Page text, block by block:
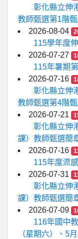
彰化縣立伸
教師甄選第1階
2026-08-04
115學年度
2026-07-27
115年暑期
2026-07-16
彰化縣立伸
教師甄選第4階
2026-07-21
彰化縣立伸
課）教師甄選簡
2026-07-16
115年度流
2026-07-31
彰化縣立伸
課）教師甄選簡
2026-07-09
116年國中
（星期六）、5